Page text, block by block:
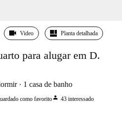
Video Planta detalhada
para alugar em D.
1 casa de banho
como favoritoperson 43 interessado